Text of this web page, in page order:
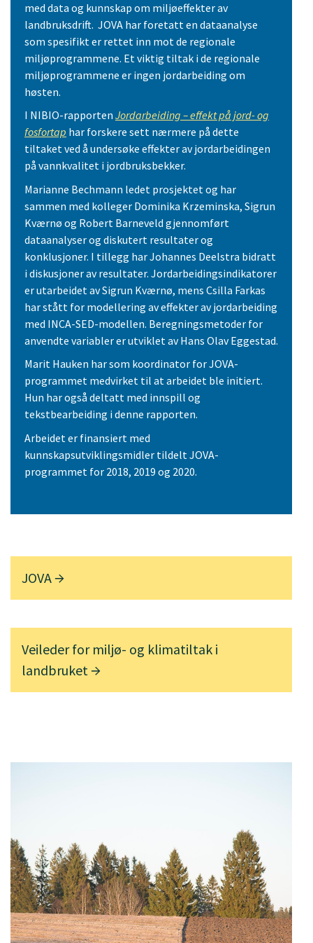
med data og kunnskap om miljøeffekter av
landbruksdrift. JOVA har foretatt en dataanalyse
som spesifikt er rettet inn mot de regionale
miljøprogrammene. Et viktig tiltak i de regionale
miljøprogrammene er ingen jordarbeiding om
høsten.
I NIBIO-rapporten Jordarbeiding – effekt på jord- og
fosfortap har forskere sett nærmere på dette
tiltaket ved å undersøke effekter av jordarbeidingen
på vannkvalitet i jordbruksbekker.
Marianne Bechmann ledet prosjektet og har
sammen med kolleger Dominika Krzeminska, Sigrun
Kværnø og Robert Barneveld gjennomført
dataanalyser og diskutert resultater og
konklusjoner. I tillegg har Johannes Deelstra bidratt
i diskusjoner av resultater. Jordarbeidingsindikatorer
er utarbeidet av Sigrun Kværnø, mens Csilla Farkas
har stått for modellering av effekter av jordarbeiding
med INCA-SED-modellen. Beregningsmetoder for
anvendte variabler er utviklet av Hans Olav Eggestad.
Marit Hauken har som koordinator for JOVA-
programmet medvirket til at arbeidet ble initiert.
Hun har også deltatt med innspill og
tekstbearbeiding i denne rapporten.
Arbeidet er finansiert med
kunnskapsutviklingsmidler tildelt JOVA-
programmet for 2018, 2019 og 2020.
JOVA
Veileder for miljø- og klimatiltak i
landbruket